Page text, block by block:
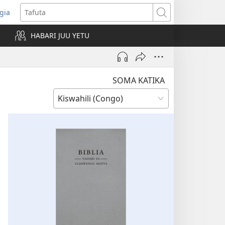
Tafuta
HABARI JUU YETU
SOMA KATIKA